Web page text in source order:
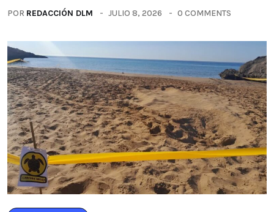
POR REDACCIÓN DLM JULIO 8, 2026 0 COMMENTS